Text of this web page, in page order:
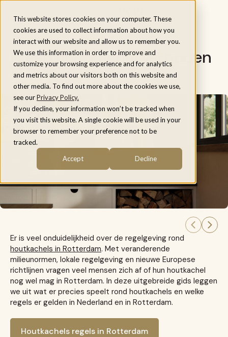
This website stores cookies on your computer. These
cookies are used to collect information about how you
interact with our website and allow us to remember you.
We use this information in order to improve and
customize your browsing experience and for analytics
and metrics about our visitors both on this website and
other media. To find out more about the cookies we use,
see ourPrivacy Policy.
If you decline, your information won’t be tracked when
you visit this website. A single cookie will be used in your
browser to remember your preference not to be
tracked.
Accept Decline
Menu
Is een houtkachel verboden
in Rotterdam?
Er is veel onduidelijkheid over de regelgeving rond
houtkachels in Rotterdam. Met veranderende
milieunormen, lokale regelgeving en nieuwe Europese
richtlijnen vragen veel mensen zich af of hun houtkachel
nog wel mag in Rotterdam. In deze uitgebreide gids leggen
we uit wat er precies speelt rond houtkachels en welke
regels er gelden in Nederland en in Rotterdam.
Houtkachels regels in Rotterdam